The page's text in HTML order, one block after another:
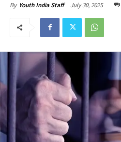
By Youth India Staff July 30, 2025